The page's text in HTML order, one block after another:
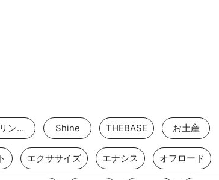
GOTOサイクリングスポット Shine THEBASE お土産
エクササイズ エナシス オフロード